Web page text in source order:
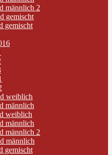
männlich 2
gemischt
gemischt
weiblich
männlich
weiblich
männlich
männlich 2
männlich
gemischt